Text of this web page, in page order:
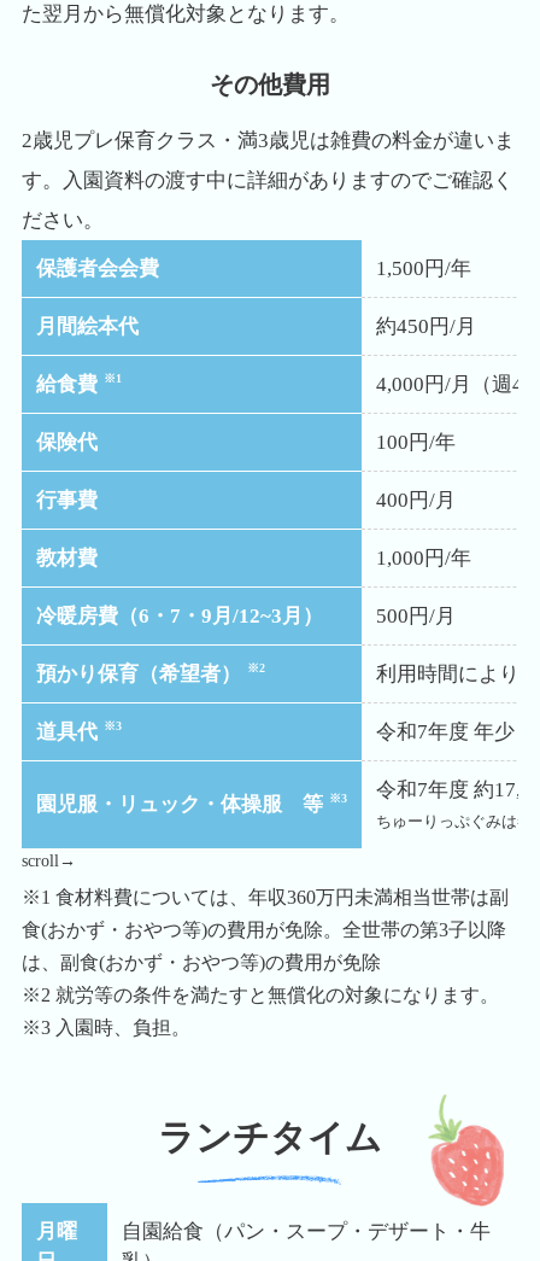
た翌月から無償化対象となります。
その他費用
2歳児プレ保育クラス・満3歳児は雑費の料金が違いま
す。入園資料の渡す中に詳細がありますのでご確認く
ださい。
保護者会会費 1,500円/年
月間絵本代 約450円/月
給食費 ※1 4,000円/月（週4
保険代 100円/年
行事費 400円/月
教材費 1,000円/年
冷暖房費（6・7・9月/12~3月） 500円/月
預かり保育（希望者） ※2 利用時間により
道具代 ※3 令和7年度 年少
園児服・リュック・体操服 等 ※3 令和7年度 約
ちゅーりっぷぐみは冬
scroll→
※1 食材料費については、年収360万円未満相当世帯は副
食(おかず・おやつ等)の費用が免除。全世帯の第3子以降
は、副食(おかず・おやつ等)の費用が免除
※2 就労等の条件を満たすと無償化の対象になります。
※3 入園時、負担。
ランチタイム
月曜
自園給食（パン・スープ・デザート・牛